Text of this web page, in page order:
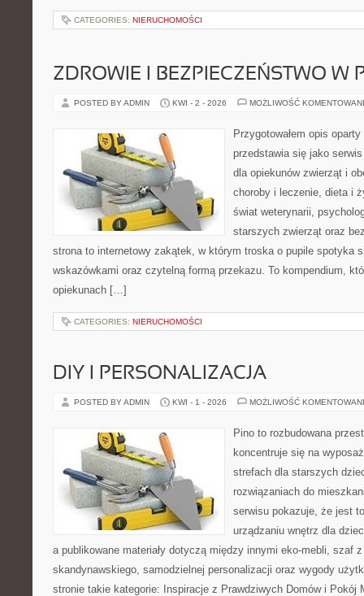
CATEGORIES: NIERUCHOMOŚCI
ZDROWIE I BEZPIECZEŃSTWO W
POSTED BY ADMIN KWI - 2 - 2026 MOŻLIWOŚĆ
Przygotowałem opis
przedstawia się jako
dla opiekunów zwierząt i
choroby i leczenie, dieta i
świat weterynarii,
starszych zwierząt oraz
strona to internetowy zakątek, w którym troska o pupile spotyka
wskazówkami oraz czytelną formą przekazu. To kompendium,
opiekunach […]
CATEGORIES: NIERUCHOMOŚCI
DIY I PERSONALIZACJA
POSTED BY ADMIN KWI - 1 - 2026 MOŻLIWOŚĆ
Pino to rozbudowana
koncentruje się na
strefach dla starszych
rozwiązaniach do
serwisu pokazuje, że jest
urządzaniu wnętrz dla
a publikowane materiały dotyczą między innymi eko-mebli, szaf
skandynawskiego, samodzielnej personalizacji oraz wygody
stronie takie kategorie: Inspiracje z Prawdziwych Domów i